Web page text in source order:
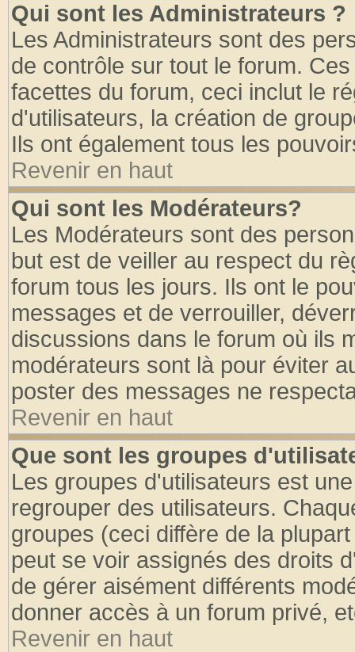
Qui sont les Administrateurs ?
Les Administrateurs sont des
de contrôle sur tout le forum.
facettes du forum, ceci inclut le
d'utilisateurs, la création de
Ils ont également tous les
Revenir en haut
Qui sont les Modérateurs?
Les Modérateurs sont des
but est de veiller au respect du
forum tous les jours. Ils ont le
messages et de verrouiller,
discussions dans le forum où ils
modérateurs sont là pour éviter
poster des messages ne
Revenir en haut
Que sont les groupes
Les groupes d'utilisateurs est
regrouper des utilisateurs.
groupes (ceci diffère de la
peut se voir assignés des droits
de gérer aisément différents
donner accès à un forum privé,
Revenir en haut